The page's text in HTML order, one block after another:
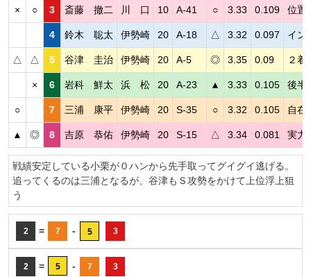
× ○ 3 斎藤 撤二 川 口 10 A-41 ○ 3.33 0.109 位置
4 鈴木 聡太 伊勢崎 20 A-18 △ 3.32 0.097 イン
△ △ 5 谷津 圭治 伊勢崎 20 A-5 ◎ 3.35 0.09 ２着
× 6 岩科 鮮太 浜 松 20 A-23 ▲ 3.33 0.105 後半
○ 7 三浦 康平 伊勢崎 20 S-35 ○ 3.32 0.105 自在
▲ ◎ 8 吉原 恭佑 伊勢崎 20 S-15 △ 3.34 0.081 実力
戦績安定している小栗が０ハンから先手取ってグイグイ逃げる。
追ってくるのは三浦となるが、谷津もＳ攻勢をかけて上位浮上狙
う
2 = 7 - 5 3
2 = 5 - 7 3